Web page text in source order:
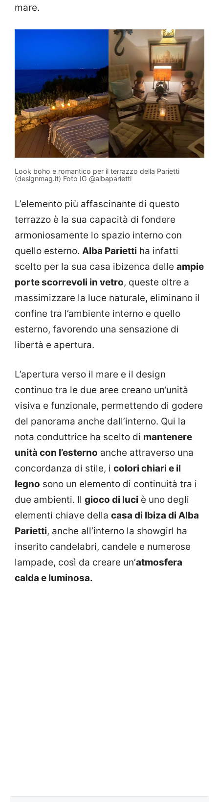
mare.
Look boho e romantico per il terrazzo della Parietti
(designmag.it) Foto IG @albaparietti
L’elemento più affascinante di questo
terrazzo è la sua capacità di fondere
armoniosamente lo spazio interno con
quello esterno. Alba Parietti ha infatti
scelto per la sua casa ibizenca delle ampie
porte scorrevoli in vetro, queste oltre a
massimizzare la luce naturale, eliminano il
confine tra l’ambiente interno e quello
esterno, favorendo una sensazione di
libertà e apertura.
L’apertura verso il mare e il design
continuo tra le due aree creano un’unità
visiva e funzionale, permettendo di godere
del panorama anche dall’interno. Qui la
nota conduttrice ha scelto di mantenere
unità con l’esterno anche attraverso una
concordanza di stile, i colori chiari e il
legno sono un elemento di continuità tra i
due ambienti. Il gioco di luci è uno degli
elementi chiave della casa di Ibiza di Alba
Parietti, anche all’interno la showgirl ha
inserito candelabri, candele e numerose
lampade, così da creare un’atmosfera
calda e luminosa.